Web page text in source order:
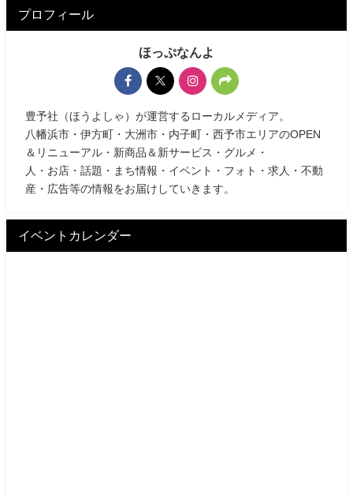
プロフィール
ほっぷなんよ
豊予社（ほうよしゃ）が運営するローカルメディア。
八幡浜市・伊方町・大洲市・内子町・西予市エリアのOPEN
＆リニューアル・新商品＆新サービス・グルメ・
人・お店・話題・まち情報・イベント・フォト・求人・不動
産・広告等の情報をお届けしていきます。
イベントカレンダー